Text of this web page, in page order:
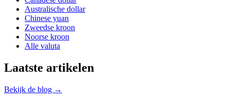
Australische dollar
Chinese yuan
Zweedse kroon
Noorse kroon
Alle valuta
Laatste artikelen
Bekijk de blog →